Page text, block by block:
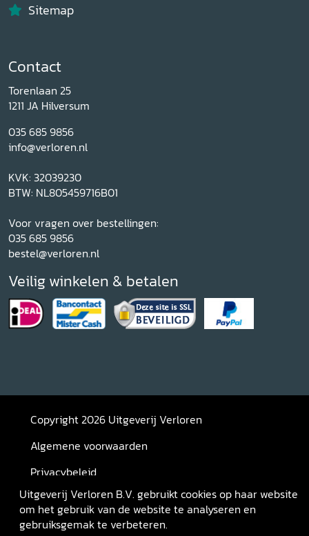
Sitemap
Contact
Torenlaan 25
1211 JA Hilversum
035 685 9856
info@verloren.nl
KVK: 32039230
BTW: NL805459716B01
Voor vragen over bestellingen:
035 685 9856
bestel@verloren.nl
Veilig winkelen & betalen
Copyright 2026 Uitgeverij Verloren
Algemene voorwaarden
Privacybeleid
Retourneren
Uitgeverij Verloren B.V. gebruikt cookies op haar website
om het gebruik van de website te analyseren en
gebruiksgemak te verbeteren.